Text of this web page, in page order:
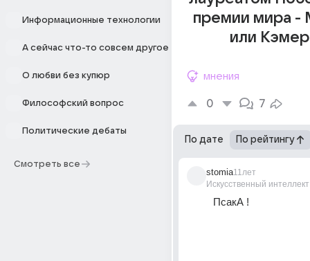
Информационные технологии
А сейчас что-то совсем другое
О любви без купюр
Философский вопрос
Политические дебаты
Смотреть все
премии мира -
или
мнения
0 7
По дате По рейтингу
stomia
Искусственный интеллект
11лет
ПсакА !